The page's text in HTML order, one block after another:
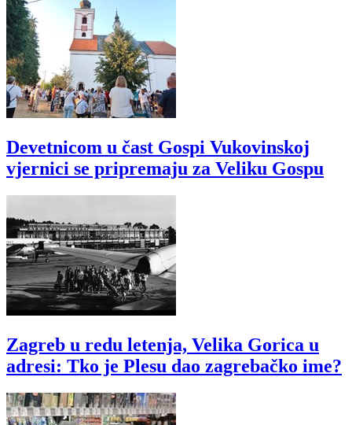
Devetnicom u čast Gospi Vukovinskoj
vjernici se pripremaju za Veliku Gospu
Zagreb u redu letenja, Velika Gorica u
adresi: Tko je Plesu dao zagrebačko ime?